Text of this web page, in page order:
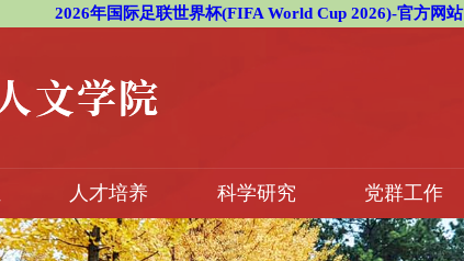
2026年国际足联世界杯(FIFA World Cup 2026)-官方网站
人才培养 科学研究 党群工作